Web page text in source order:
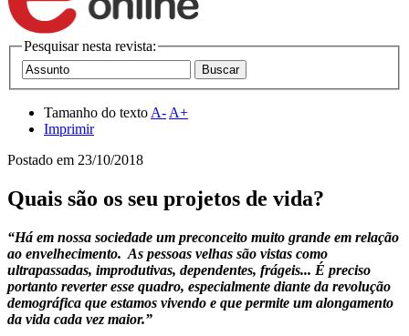
Pesquisar nesta revista:
Tamanho do texto A- A+
Imprimir
Postado em 23/10/2018
Quais são os seu projetos de vida?
“Há em nossa sociedade um preconceito muito grande em relação
ao envelhecimento. As pessoas velhas são vistas como
ultrapassadas, improdutivas, dependentes, frágeis... É preciso
portanto reverter esse quadro, especialmente diante da revolução
demográfica que estamos vivendo e que permite um alongamento
da vida cada vez maior.”